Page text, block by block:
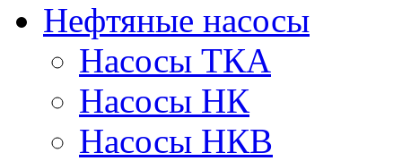
Нефтяные насосы
Насосы ТКА
Насосы НК
Насосы НКВ